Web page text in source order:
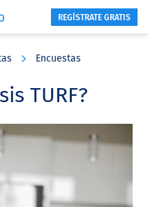
REGÍSTRATE GRATIS
Encuestas
TURF?